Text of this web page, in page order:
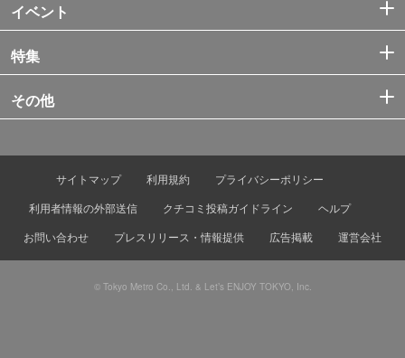
イベント
特集
その他
サイトマップ 利用規約
プライバシーポリシー
利用者情報の外部送信
クチコミ投稿ガイドライン
ヘルプ
お問い合わせ
プレスリリース・情報提供 広告掲載 運営会社
© Tokyo Metro Co., Ltd. & Let’s ENJOY TOKYO, Inc.